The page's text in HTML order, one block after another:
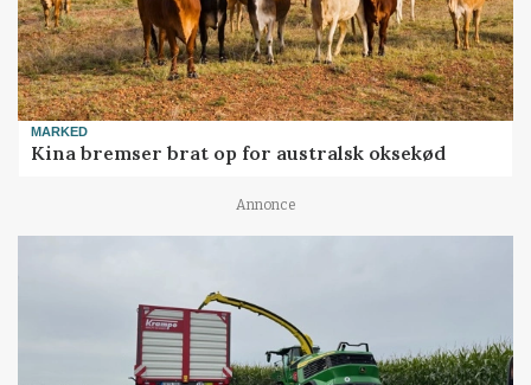
MARKED
Kina bremser brat op for australsk oksekød
Annonce